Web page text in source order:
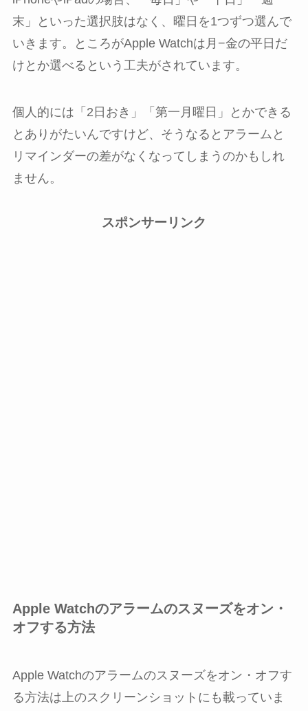
末」といった選択肢はなく、曜日を1つずつ選んで
いきます。ところがApple Watchは月−金の平日だ
けとか選べるという工夫がされています。
個人的には「2日おき」「第一月曜日」とかできる
とありがたいんですけど、そうなるとアラームと
リマインダーの差がなくなってしまうのかもしれ
ません。
スポンサーリンク
Apple Watchのアラームのスヌーズをオン・
オフする方法
Apple Watchのアラームのスヌーズをオン・オフす
る方法は上のスクリーンショットにも載っていま